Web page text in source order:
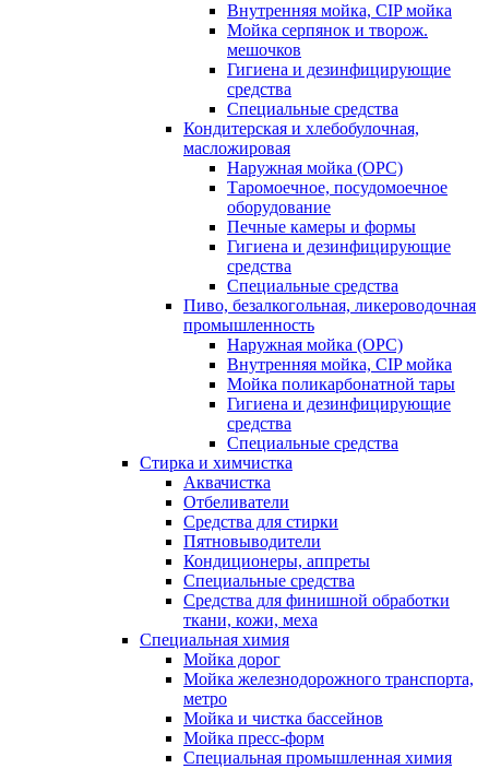
Внутренняя мойка, CIP мойка
Мойка серпянок и творож.
мешочков
Гигиена и дезинфицирующие
средства
Специальные средства
Кондитерская и хлебобулочная,
масложировая
Наружная мойка (ОРС)
Таромоечное, посудомоечное
оборудование
Печные камеры и формы
Гигиена и дезинфицирующие
средства
Специальные средства
Пиво, безалкогольная, ликероводочная
промышленность
Наружная мойка (ОРС)
Внутренняя мойка, CIP мойка
Мойка поликарбонатной тары
Гигиена и дезинфицирующие
средства
Специальные средства
Стирка и химчистка
Аквачистка
Отбеливатели
Средства для стирки
Пятновыводители
Кондиционеры, аппреты
Специальные средства
Средства для финишной обработки
ткани, кожи, меха
Специальная химия
Мойка дорог
Мойка железнодорожного транспорта,
метро
Мойка и чистка бассейнов
Мойка пресс-форм
Специальная промышленная химия